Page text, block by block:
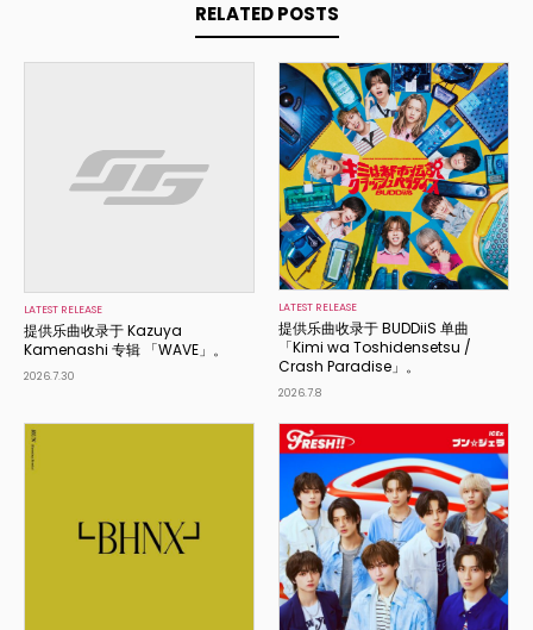
RELATED POSTS
LATEST RELEASE
提供乐曲收录于 Kazuya
Kamenashi 专辑 「WAVE」。
2026.7.30
LATEST RELEASE
提供乐曲收录于 BUDDiiS 单曲
「Kimi wa Toshidensetsu /
Crash Paradise」。
2026.7.8